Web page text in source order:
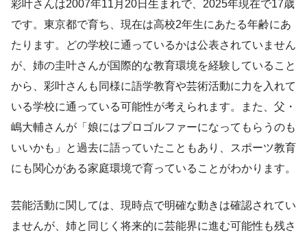
彩叶さんは2007年11月20日生まれで、2025年現在で17歳
です。東京都で育ち、現在は高校2年生にあたる年齢にあ
たります。どの学校に通っているかは公表されていません
が、姉の圭叶さんが国際的な教育環境を経験していること
から、彩叶さんも同様に語学教育や芸術活動に力を入れて
いる学校に通っている可能性が考えられます。また、父・
嶋大輔さんが「娘にはプロゴルファーになってもらうのも
いいかも」と過去に語っていたこともあり、スポーツ教育
にも関心がある家庭環境で育っていることがわかります。
芸能活動に関しては、現時点で明確な動きは確認されてい
ませんが、姉と同じく将来的に芸能界に進む可能性も残さ